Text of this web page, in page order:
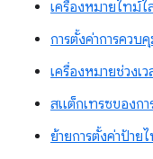
เครื่องหมายไทม์ไ
การตั้งค่าการคว
เครื่องหมายช่วง
สแต็กเทรซของก
ย้ายการตั้งค่าป้า